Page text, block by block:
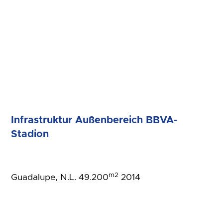
Infrastruktur Außenbereich BBVA-
Stadion
Guadalupe, N.L. 49.200m2 2014